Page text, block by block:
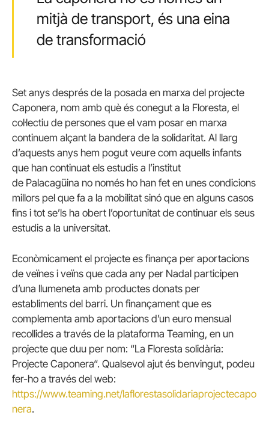
mitjà de transport, és una eina
de transformació
Set anys després de la posada en marxa del projecte
Caponera, nom amb què és conegut a la Floresta, el
col·lectiu de persones que el vam posar en marxa
continuem alçant la bandera de la solidaritat. Al llarg
d’aquests anys hem pogut veure com aquells infants
que han continuat els estudis a l’institut
de Palacagüina no només ho han fet en unes condicions
millors pel que fa a la mobilitat sinó que en alguns casos
fins i tot se’ls ha obert l’oportunitat de continuar els seus
estudis a la universitat.
Econòmicament el projecte es finança per aportacions
de veïnes i veïns que cada any per Nadal participen
d’una llumeneta amb productes donats per
establiments del barri. Un finançament que es
complementa amb aportacions d’un euro mensual
recollides a través de la plataforma Teaming, en un
projecte que duu per nom: “La Floresta solidària:
Projecte Caponera“. Qualsevol ajut és benvingut, podeu
fer-ho a través del web:
https://www.teaming.net/laflorestasolidariaprojectecapo
nera.